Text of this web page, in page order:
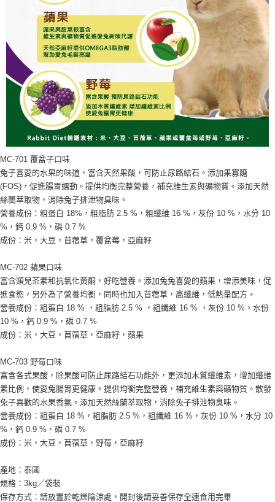
MC-701 覆盆子口味
兔子喜愛的水果的味道，富含天然果酸，可防止尿路結石。添加果寡醣
(FOS)，促進腸胃蠕動。提供均衡完整營養，補充維生素與礦物質。添加天然
絲蘭萃取物，消除兔子排泄物臭味。
營養成份：粗蛋白 18%，粗脂肪 2.5 %，粗纖維 16 %，灰份 10 %，水分 10
%，鈣 0.9 %，磷 0.7 %
成份：米，大豆，苜蓿草，覆盆莓，亞麻籽
MC-702 蘋果口味
富含類兒茶素和抗氧化黃酮，好吃營養。添加兔兔喜愛的蘋果，增添美味，促
進食慾，另外為了營養均衡，同時也加入苜蓿草，高纖維，低熱量配方。
營養成份：粗蛋白 18 % ，粗脂肪 2.5 % ，粗纖維 16 % ，灰份 10 %，水份
10 %，鈣 0.9 %，磷 0.7 %
成份：米，大豆，苜蓿草，亞麻籽，蘋果
MC-703 野莓口味
富含各式果酸，除果酸可防止尿路結石功能外，更添加木質纖維素，增加纖維
素比例，使愛兔腸胃更健康。提供均衡完整營養，補充維生素與礦物質。散發
兔子喜歡的水果香氣。添加天然絲蘭萃取物，消除兔子排泄物臭味。
營養成份：粗蛋白 18 %，粗脂肪 2.5 %，粗纖維 16 %，灰份 10 %，水分 10
%，鈣 0.9 %，磷 0.7 %
成份：米，大豆，苜蓿草，野莓，亞麻籽
產地：泰國
規格：3kg／袋裝
保存方式：請放置於乾燥陰涼處，開封後請妥善保存全速食用完畢